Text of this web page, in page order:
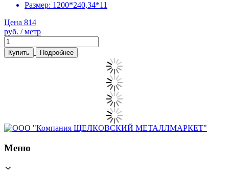
Размер: 1200*240,34*11
Цена 814
руб. / метр
Купить Подробнее
Меню